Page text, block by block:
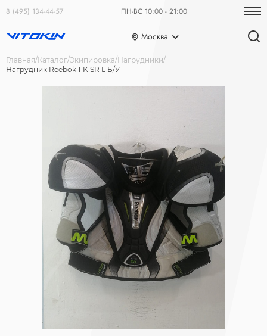
8 (495) 134-44-57 ПН-ВС 10:00 - 21:00
Москва
Главная Каталог Экипировка Нагрудники
Нагрудник Reebok 11K SR L Б/У